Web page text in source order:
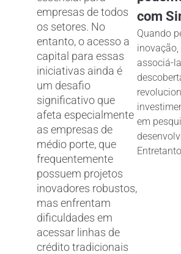
empresas de todos
os setores. No
entanto, o acesso a
capital para essas
iniciativas ainda é
um desafio
significativo que
afeta especialmente
as empresas de
médio porte, que
frequentemente
possuem projetos
inovadores robustos,
mas enfrentam
dificuldades em
acessar linhas de
crédito tradicionais
com
Quando
associá-
em